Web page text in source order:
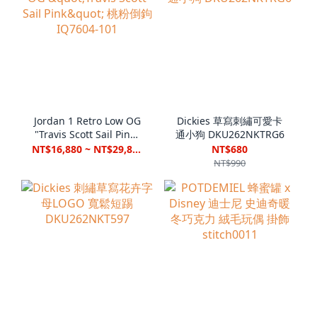
Jordan 1 Retro Low OG
"Travis Scott Sail Pink"
桃粉倒鉤 IQ7604-101NT$16,880 ~ NT$29,880
Dickies 草寫刺繡可愛卡
通小狗 DKU262NKTRG6
NT$680
NT$990